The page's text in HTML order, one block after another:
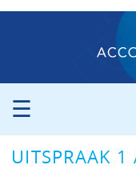
☰
ORGANISATIE
PROCEDURE
UITSPRAAK